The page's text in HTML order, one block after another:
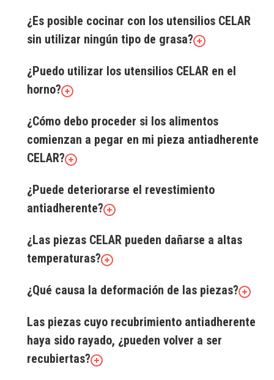
¿Es posible cocinar con los utensilios CELAR
sin utilizar ningún tipo de grasa?
¿Puedo utilizar los utensilios CELAR en el
horno?
¿Cómo debo proceder si los alimentos
comienzan a pegar en mi pieza antiadherente
CELAR?
¿Puede deteriorarse el revestimiento
antiadherente?
¿Las piezas CELAR pueden dañarse a altas
temperaturas?
¿Qué causa la deformación de las piezas?
Las piezas cuyo recubrimiento antiadherente
haya sido rayado, ¿pueden volver a ser
recubiertas?